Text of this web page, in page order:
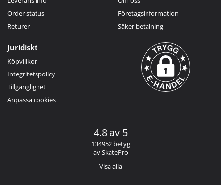
Order status
Returer
Företagsinformation
Säker betalning
Juridiskt
Köpvillkor
Integritetspolicy
Tillgänglighet
Anpassa cookies
4.8 av 5
134952 betyg
av SkatePro
Visa alla